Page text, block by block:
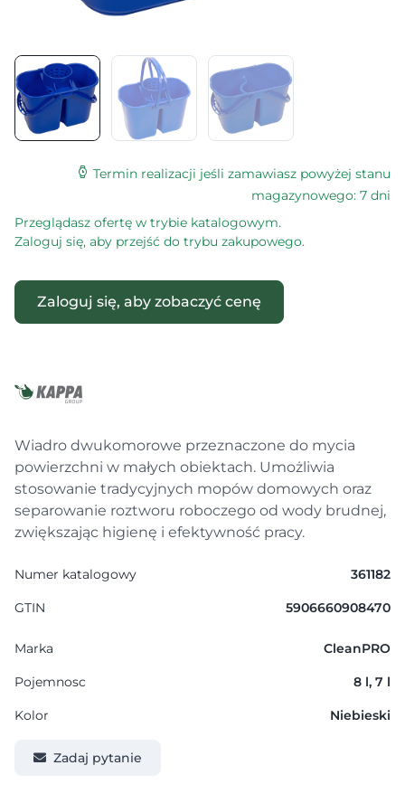
Termin realizacji jeśli zamawiasz powyżej stanu
magazynowego: 7 dni
Przeglądasz ofertę w trybie katalogowym.
Zaloguj się, aby przejść do trybu zakupowego.
Zaloguj się, aby zobaczyć cenę
Wiadro dwukomorowe przeznaczone do mycia
powierzchni w małych obiektach. Umożliwia
stosowanie tradycyjnych mopów domowych oraz
separowanie roztworu roboczego od wody brudnej,
zwiększając higienę i efektywność pracy.
Numer katalogowy 361182
GTIN 5906660908470
Marka CleanPRO
Pojemnosc 8 l, 7 l
Kolor Niebieski
Zadaj pytanie